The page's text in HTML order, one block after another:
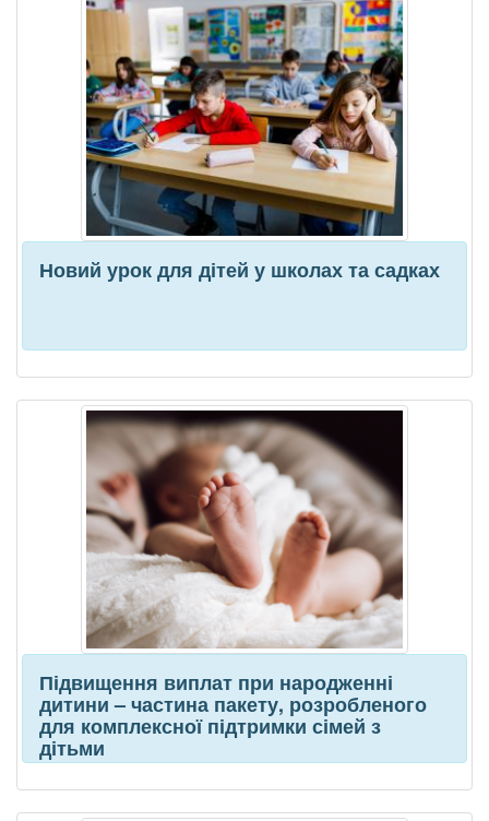
Новий урок для дітей у школах та садках
Підвищення виплат при народженні
дитини – частина пакету, розробленого
для комплексної підтримки сімей з
дітьми